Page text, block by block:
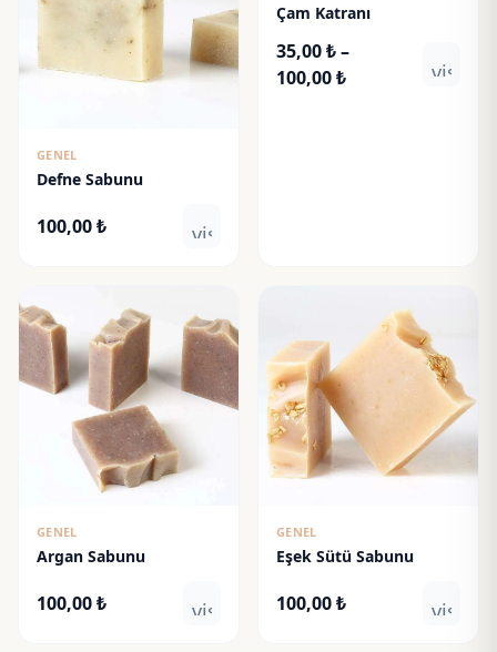
GENEL
Defne Sabunu
100,00₺ visibility
Çam Katranı
35,00₺–
100,00₺Fiyat
GENEL
Argan Sabunu
100,00₺ visibility
GENEL
Eşek Sütü Sabunu
100,00₺